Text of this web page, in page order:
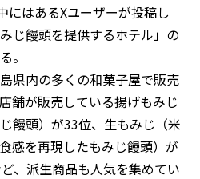
にはあるXユーザーが投稿し
じ饅頭を提供するホテル」の
。
県内の多くの和菓子屋で販売
舗が販売している揚げもみじ
饅頭）が33位、生もみじ（米
感を再現したもみじ饅頭）が
、派生商品も人気を集めてい